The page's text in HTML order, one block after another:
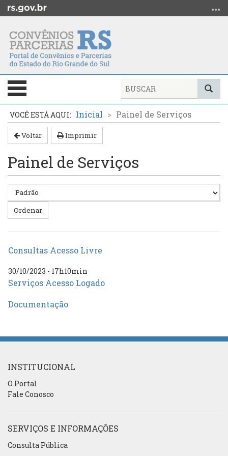
para
conteúdo
para
menu
Ir
para
busca
Alterna
a
navegação
Início
do
conteúdo
Inicial Painel de Serviços
Voltar Imprimir
Painel de Serviços
Ordenar
Consultas Acesso Livre
30/10/2023 - 17h10min
Serviços Acesso Logado
Documentação
INSTITUCIONAL
O Portal
Fale Conosco
SERVIÇOS E INFORMAÇÕES
Consulta Pública